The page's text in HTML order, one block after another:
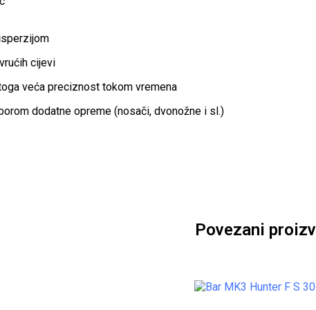
cijevi
veća preciznost tokom vremena
dodatne opreme (nosači, dvonožne i sl.)
Povezani